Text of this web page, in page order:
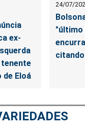
ex-
de Eloá
24/07/
"último